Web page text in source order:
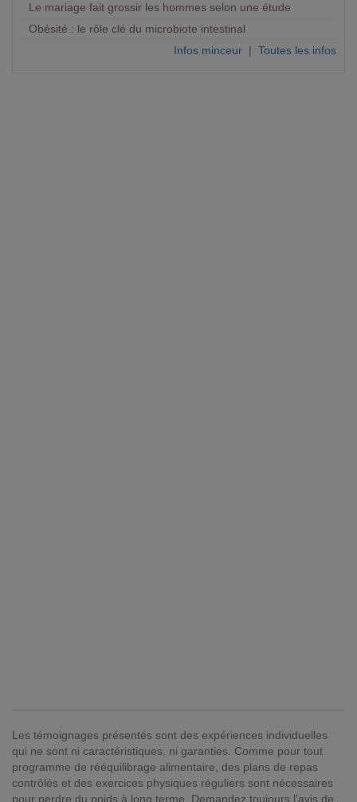
Le mariage fait grossir les hommes selon une étude
Obésité : le rôle clé du microbiote intestinal
Infos minceur | Toutes les infos
Les témoignages présentés sont des expériences individuelles
qui ne sont ni caractéristiques, ni garanties. Comme pour tout
programme de rééquilibrage alimentaire, des plans de repas
contrôlés et des exercices physiques réguliers sont nécessaires
pour perdre du poids à long terme. Demandez toujours l'avis de